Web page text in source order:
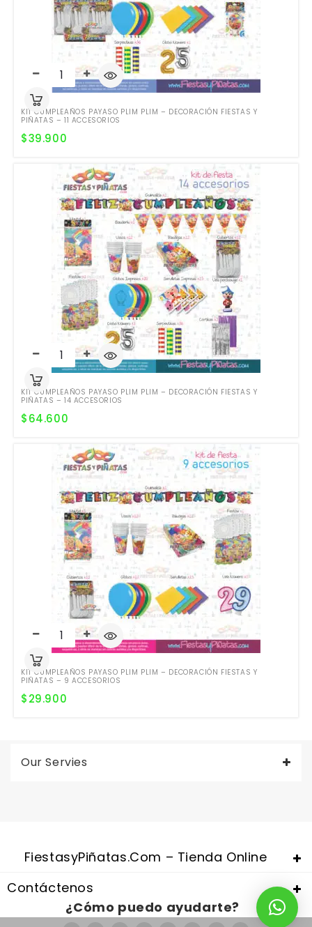
KIT CUMPLEAÑOS PAYASO PLIM PLIM – DECORACIÓN FIESTAS Y
PIÑATAS – 11 ACCESORIOS
$39.900
KIT CUMPLEAÑOS PAYASO PLIM PLIM – DECORACIÓN FIESTAS Y
PIÑATAS – 14 ACCESORIOS
$64.600
KIT CUMPLEAÑOS PAYASO PLIM PLIM – DECORACIÓN FIESTAS Y
PIÑATAS – 9 ACCESORIOS
$29.900
Our Servies
FiestasyPiñatas.com – Tienda Online
Contáctenos
¿Cómo puedo ayudarte?